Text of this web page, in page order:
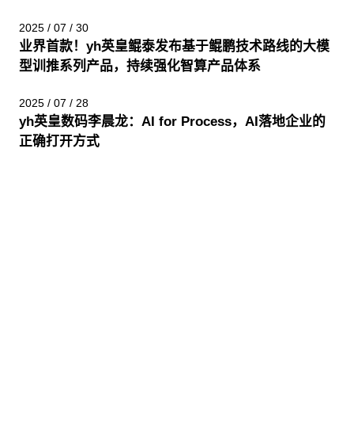
2025 / 07 / 30
业界首款！yh英皇鲲泰发布基于鲲鹏技术路线的大模
型训推系列产品，持续强化智算产品体系
2025 / 07 / 28
yh英皇数码李晨龙：AI for Process，AI落地企业的
正确打开方式